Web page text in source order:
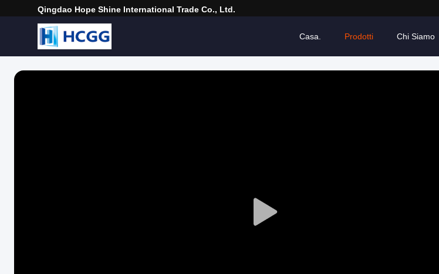
Qingdao Hope Shine International Trade Co., Ltd.
Casa. Prodotti Chi Siamo
Play